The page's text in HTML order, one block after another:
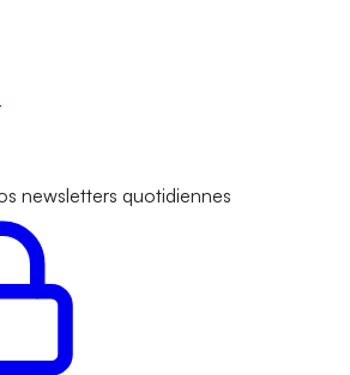
newsletters quotidiennes